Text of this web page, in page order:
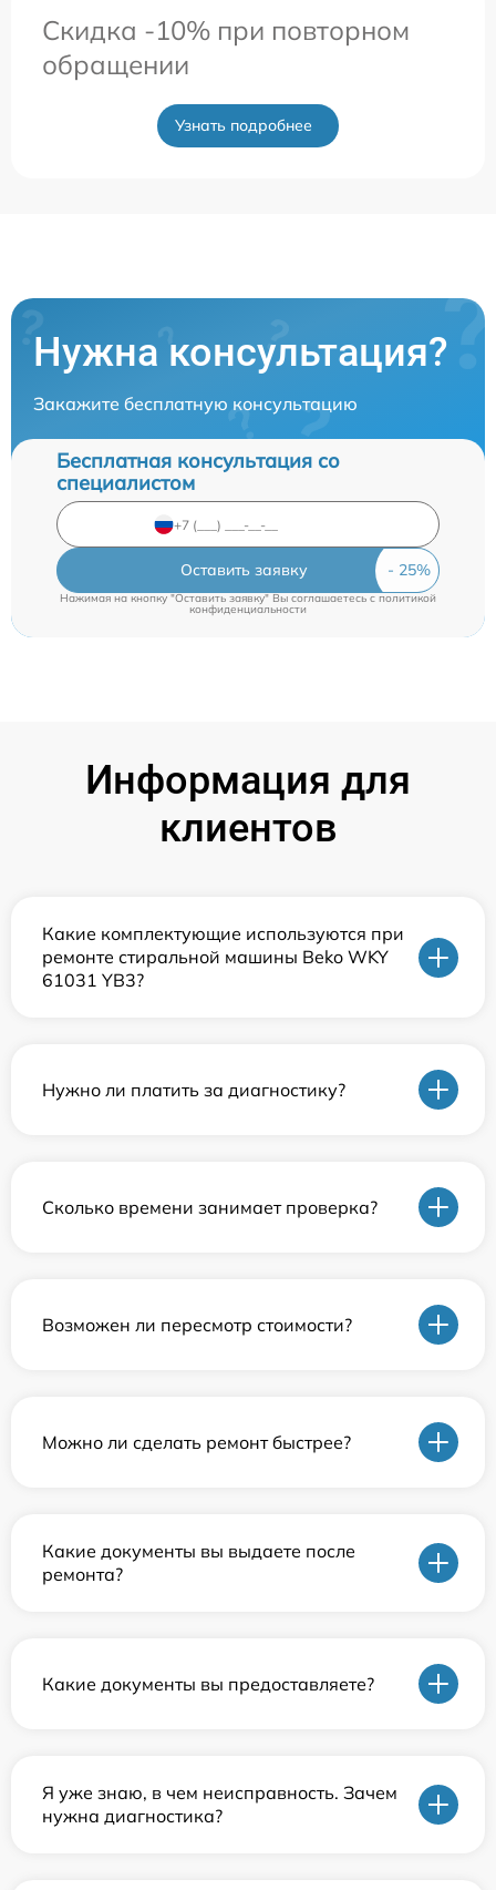
Скидка -10% при повторном
обращении
Узнать подробнее
Нужна консультация?
Закажите бесплатную консультацию
Бесплатная консультация со
специалистом
Оставить заявку
Нажимая на кнопку "Оставить заявку" Вы соглашаетесь cполитикой
конфиденциальности
Информация для
клиентов
Какие комплектующие используются при
ремонте стиральной машины Beko WKY
61031 YB3?
Нужно ли платить за диагностику?
Сколько времени занимает проверка?
Возможен ли пересмотр стоимости?
Можно ли сделать ремонт быстрее?
Какие документы вы выдаете после
ремонта?
Какие документы вы предоставляете?
Я уже знаю, в чем неисправность. Зачем
нужна диагностика?